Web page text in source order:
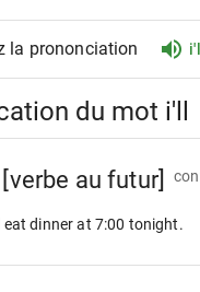
la prononciation i'll
du mot i'll
au futur]
eat dinner at 7:00 tonight.